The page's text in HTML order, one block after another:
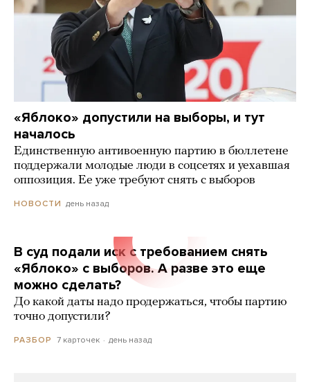
«Яблоко» допустили на выборы, и тут
началось
Единственную антивоенную партию в бюллетене
поддержали молодые люди в соцсетях и уехавшая
оппозиция. Ее уже требуют снять с выборов
НОВОСТИ день назад
В суд подали иск с требованием снять
«Яблоко» с выборов. А разве это еще
можно сделать?
До какой даты надо продержаться, чтобы партию
точно допустили?
РАЗБОР 7 карточек день назад